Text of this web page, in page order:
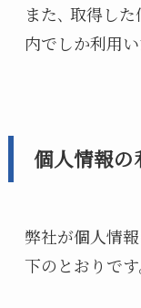
また､ 取得し
内でしか利用
個人情報の
弊社が個人情
下のとおりです